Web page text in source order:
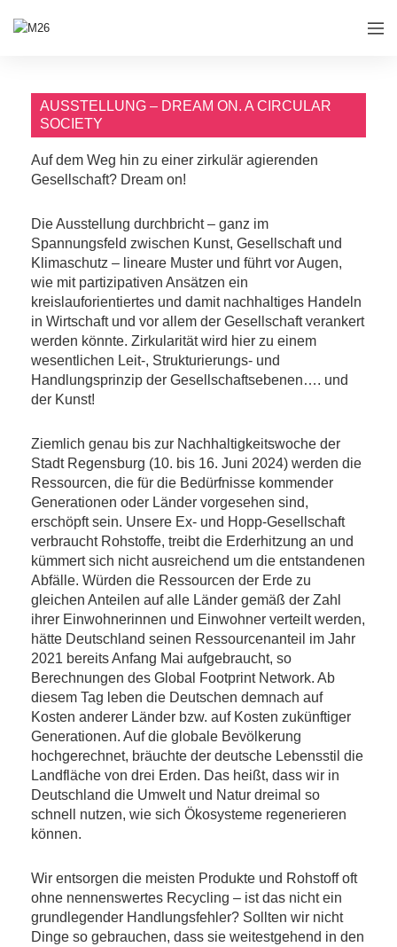
AUSSTELLUNG – DREAM ON. A CIRCULAR
SOCIETY
Auf dem Weg hin zu einer zirkulär agierenden
Gesellschaft? Dream on!
Die Ausstellung durchbricht – ganz im
Spannungsfeld zwischen Kunst, Gesellschaft und
Klimaschutz – lineare Muster und führt vor Augen,
wie mit partizipativen Ansätzen ein
kreislauforientiertes und damit nachhaltiges Handeln
in Wirtschaft und vor allem der Gesellschaft verankert
werden könnte. Zirkularität wird hier zu einem
wesentlichen Leit-, Strukturierungs- und
Handlungsprinzip der Gesellschaftsebenen…. und
der Kunst!
Ziemlich genau bis zur Nachhaltigkeitswoche der
Stadt Regensburg (10. bis 16. Juni 2024) werden die
Ressourcen, die für die Bedürfnisse kommender
Generationen oder Länder vorgesehen sind,
erschöpft sein. Unsere Ex- und Hopp-Gesellschaft
verbraucht Rohstoffe, treibt die Erderhitzung an und
kümmert sich nicht ausreichend um die entstandenen
Abfälle. Würden die Ressourcen der Erde zu
gleichen Anteilen auf alle Länder gemäß der Zahl
ihrer Einwohnerinnen und Einwohner verteilt werden,
hätte Deutschland seinen Ressourcenanteil im Jahr
2021 bereits Anfang Mai aufgebraucht, so
Berechnungen des Global Footprint Network. Ab
diesem Tag leben die Deutschen demnach auf
Kosten anderer Länder bzw. auf Kosten zukünftiger
Generationen. Auf die globale Bevölkerung
hochgerechnet, bräuchte der deutsche Lebensstil die
Landfläche von drei Erden. Das heißt, dass wir in
Deutschland die Umwelt und Natur dreimal so
schnell nutzen, wie sich Ökosysteme regenerieren
können.
Wir entsorgen die meisten Produkte und Rohstoff oft
ohne nennenswertes Recycling – ist das nicht ein
grundlegender Handlungsfehler? Sollten wir nicht
Dinge so gebrauchen, dass sie weitestgehend in den